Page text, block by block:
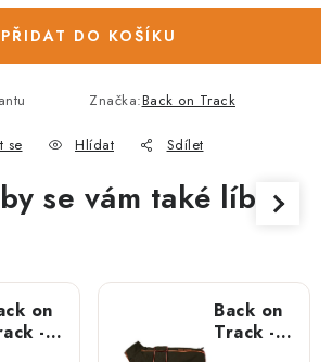
PŘIDAT DO KOŠÍKU
Značka:Back on Track
se Hlídat Sdílet
se vám také líbit
on
-
Back on
Track -